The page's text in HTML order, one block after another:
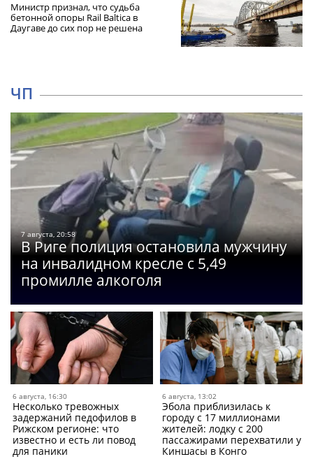
Министр признал, что судьба
бетонной опоры Rail Baltica в
Даугаве до сих пор не решена
ЧП
7 августа, 20:58
В Риге полиция остановила мужчину
на инвалидном кресле с 5,49
промилле алкоголя
6 августа, 16:30
Несколько тревожных
задержаний педофилов в
Рижском регионе: что
известно и есть ли повод
для паники
6 августа, 13:02
Эбола приблизилась к
городу с 17 миллионами
жителей: лодку с 200
пассажирами перехватили у
Киншасы в Конго